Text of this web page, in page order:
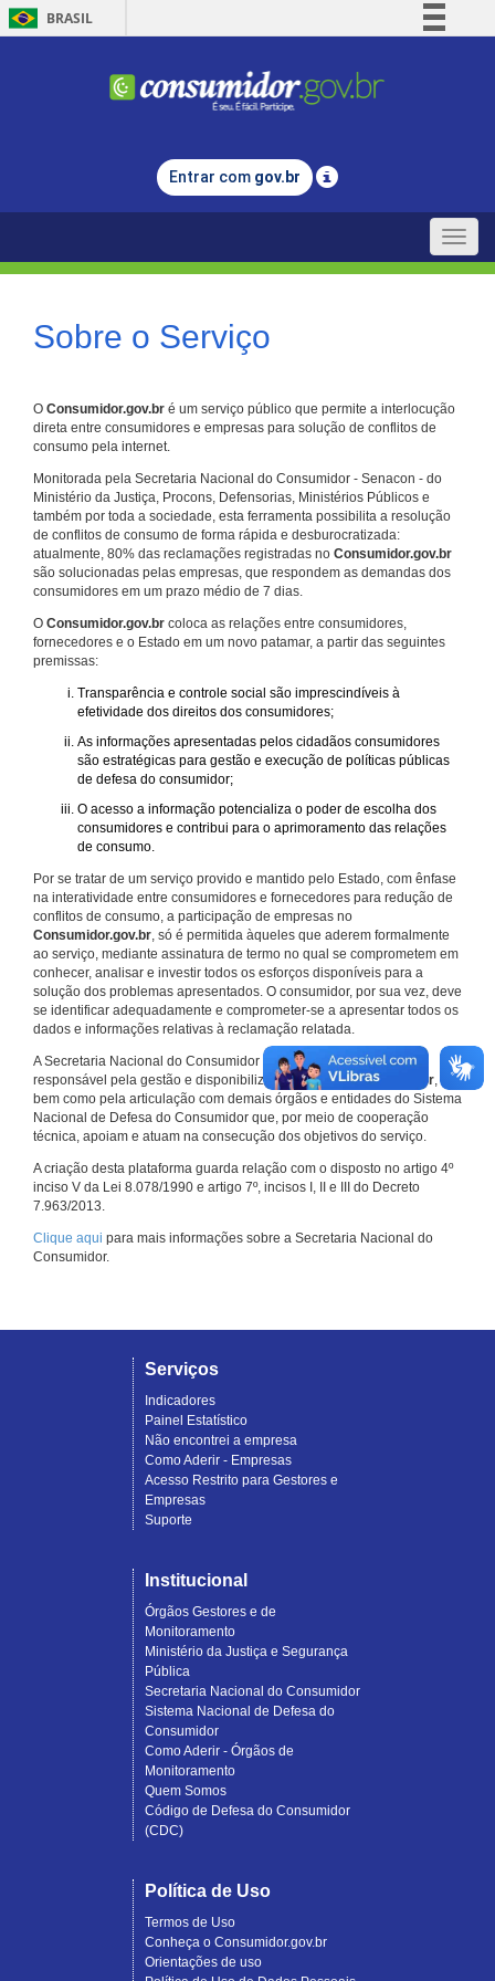
BRASIL
Comunica BR
Legislação
Entrar com gov.br
Toggle
Sobre o Serviço
O Consumidor.gov.br é um serviço público que permite a interlocução
direta entre consumidores e empresas para solução de conflitos de
consumo pela internet.
Monitorada pela Secretaria Nacional do Consumidor - Senacon - do
Ministério da Justiça, Procons, Defensorias, Ministérios Públicos e
também por toda a sociedade, esta ferramenta possibilita a resolução
de conflitos de consumo de forma rápida e desburocratizada:
atualmente, 80% das reclamações registradas no Consumidor.gov.br
são solucionadas pelas empresas, que respondem as demandas dos
consumidores em um prazo médio de 7 dias.
O Consumidor.gov.br coloca as relações entre consumidores,
fornecedores e o Estado em um novo patamar, a partir das seguintes
premissas:
Transparência e controle social são imprescindíveis à
efetividade dos direitos dos consumidores;
As informações apresentadas pelos cidadãos consumidores
são estratégicas para gestão e execução de políticas públicas
de defesa do consumidor;
O acesso a informação potencializa o poder de escolha dos
consumidores e contribui para o aprimoramento das relações
de consumo.
Por se tratar de um serviço provido e mantido pelo Estado, com ênfase
na interatividade entre consumidores e fornecedores para redução de
conflitos de consumo, a participação de empresas no
Consumidor.gov.br, só é permitida àqueles que aderem formalmente
ao serviço, mediante assinatura de termo no qual se comprometem em
conhecer, analisar e investir todos os esforços disponíveis para a
solução dos problemas apresentados. O consumidor, por sua vez, deve
se identificar adequadamente e comprometer-se a apresentar todos os
dados e informações relativas à reclamação relatada.
A Secretaria Nacional do Consumidor do Ministério da Justiça é a
responsável pela gestão e disponibilização doConsumidor.gov.br,
bem como pela articulação com demais órgãos e entidades do Sistema
Nacional de Defesa do Consumidor que, por meio de cooperação
técnica, apoiam e atuam na consecução dos objetivos do serviço.
A criação desta plataforma guarda relação com o disposto no artigo 4º
inciso V da Lei 8.078/1990 e artigo 7º, incisos I, II e III do Decreto
7.963/2013.
Clique aqui para mais informações sobre a Secretaria Nacional do
Consumidor.
Serviços
Indicadores
Painel Estatístico
Não encontrei a empresa
Como Aderir - Empresas
Acesso Restrito para Gestores e
Empresas
Suporte
Institucional
Órgãos Gestores e de
Monitoramento
Ministério da Justiça e Segurança
Pública
Secretaria Nacional do Consumidor
Sistema Nacional de Defesa do
Consumidor
Como Aderir - Órgãos de
Monitoramento
Quem Somos
Código de Defesa do Consumidor
(CDC)
Política de Uso
Termos de Uso
Conheça o Consumidor.gov.br
Orientações de uso